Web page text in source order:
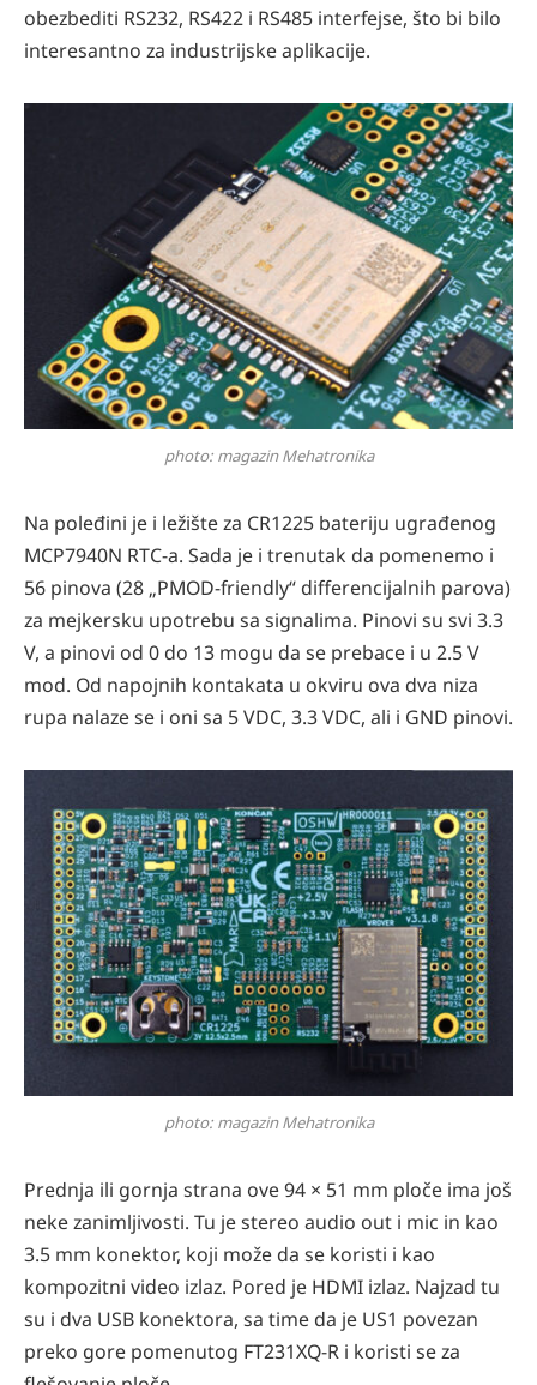
obezbediti RS232, RS422 i RS485 interfejse, što bi bilo
interesantno za industrijske aplikacije.
photo: magazin Mehatronika
Na poleđini je i ležište za CR1225 bateriju ugrađenog
MCP7940N RTC-a. Sada je i trenutak da pomenemo i
56 pinova (28 „PMOD-friendly“ differencijalnih parova)
za mejkersku upotrebu sa signalima. Pinovi su svi 3.3
V, a pinovi od 0 do 13 mogu da se prebace i u 2.5 V
mod. Od napojnih kontakata u okviru ova dva niza
rupa nalaze se i oni sa 5 VDC, 3.3 VDC, ali i GND pinovi.
photo: magazin Mehatronika
Prednja ili gornja strana ove 94 × 51 mm ploče ima još
neke zanimljivosti. Tu je stereo audio out i mic in kao
3.5 mm konektor, koji može da se koristi i kao
kompozitni video izlaz. Pored je HDMI izlaz. Najzad tu
su i dva USB konektora, sa time da je US1 povezan
preko gore pomenutog FT231XQ-R i koristi se za